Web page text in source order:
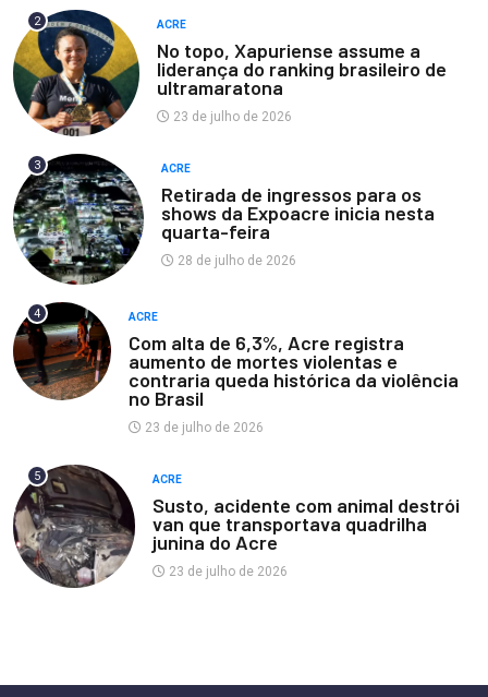
2 ACRE
No topo, Xapuriense assume a
liderança do ranking brasileiro de
ultramaratona
23 de julho de 2026
3 ACRE
Retirada de ingressos para os
shows da Expoacre inicia nesta
quarta-feira
28 de julho de 2026
4 ACRE
Com alta de 6,3%, Acre registra
aumento de mortes violentas e
contraria queda histórica da violência
no Brasil
23 de julho de 2026
5 ACRE
Susto, acidente com animal destrói
van que transportava quadrilha
junina do Acre
23 de julho de 2026